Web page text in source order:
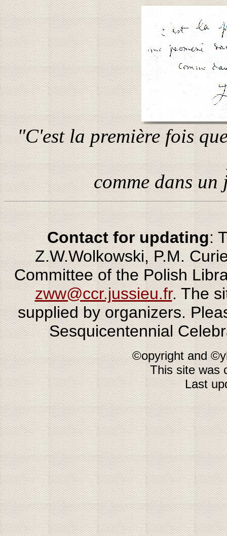
"C'est la première fois
comme dans
Contact for updating:
Z.W.Wolkowski, P.M.
Committee of the Polish
zww@ccr.jussieu.fr. The
supplied by organizers.
Sesquicentennial
©opyright and
This site was
Last